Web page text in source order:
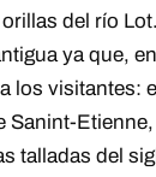
del río
ya que,
los visitantes:
Sanint-
talladas del